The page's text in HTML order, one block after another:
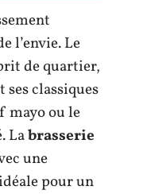
l’envie. Le
de quartier,
ses classiques
mayo ou le
Labrasserie
une
pour un